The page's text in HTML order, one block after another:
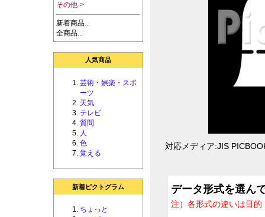
その他->
新着商品...
全商品...
人気商品
芸術・娯楽・スポ
ーツ
天気
テレビ
質問
人
色
覚える
新着ピクトグラム
ちょっと
対応メディア:JIS
データ形式を選ん
注）各形式の違いは目